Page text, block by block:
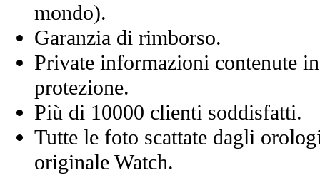
mondo).
Garanzia di rimborso.
Private informazioni contenute
protezione.
Più di 10000 clienti soddisfatti.
Tutte le foto scattate dagli
originale Watch.